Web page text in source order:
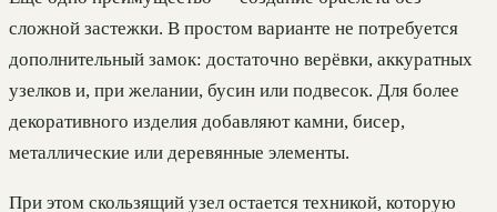
сложной застежки. В простом варианте не потребуется
дополнительный замок: достаточно верёвки, аккуратных
узелков и, при желании, бусин или подвесок. Для более
декоративного изделия добавляют камни, бисер,
металлические или деревянные элементы.
При этом скользящий узел остается техникой, которую